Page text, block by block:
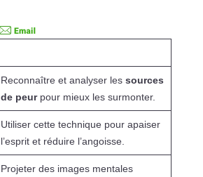
Reconnaître et analyser les sources
de peurpour mieux les surmonter.
Utiliser cette technique pour apaiser
l’esprit et réduire l’angoisse.
Projeter des images mentales